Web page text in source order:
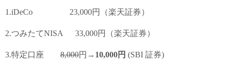
1.iDeCo 23,000円（楽天証券）
2.つみたてNISA 33,000円（楽天証券）
3.特定口座 8,000円→ 10,000円 (SBI 証券)